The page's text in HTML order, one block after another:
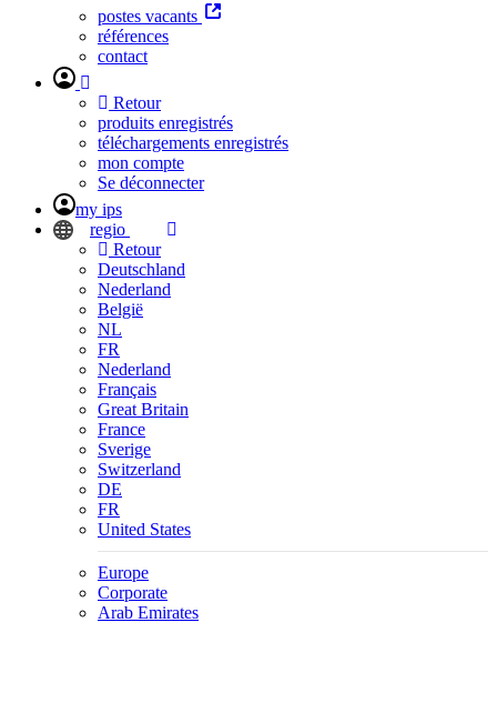
postes vacants
références
contact
Retour
produits enregistrés
téléchargements enregistrés
mon compte
Se déconnecter
my ips
regio
Retour
Deutschland
Nederland
België
NL
FR
Nederland
Français
Great Britain
France
Sverige
Switzerland
DE
FR
United States
Europe
Corporate
Arab Emirates